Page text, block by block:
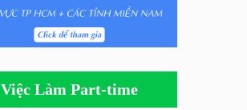
Tuyển nhân viên bán hàng
parttime
Việc Làm Part-time